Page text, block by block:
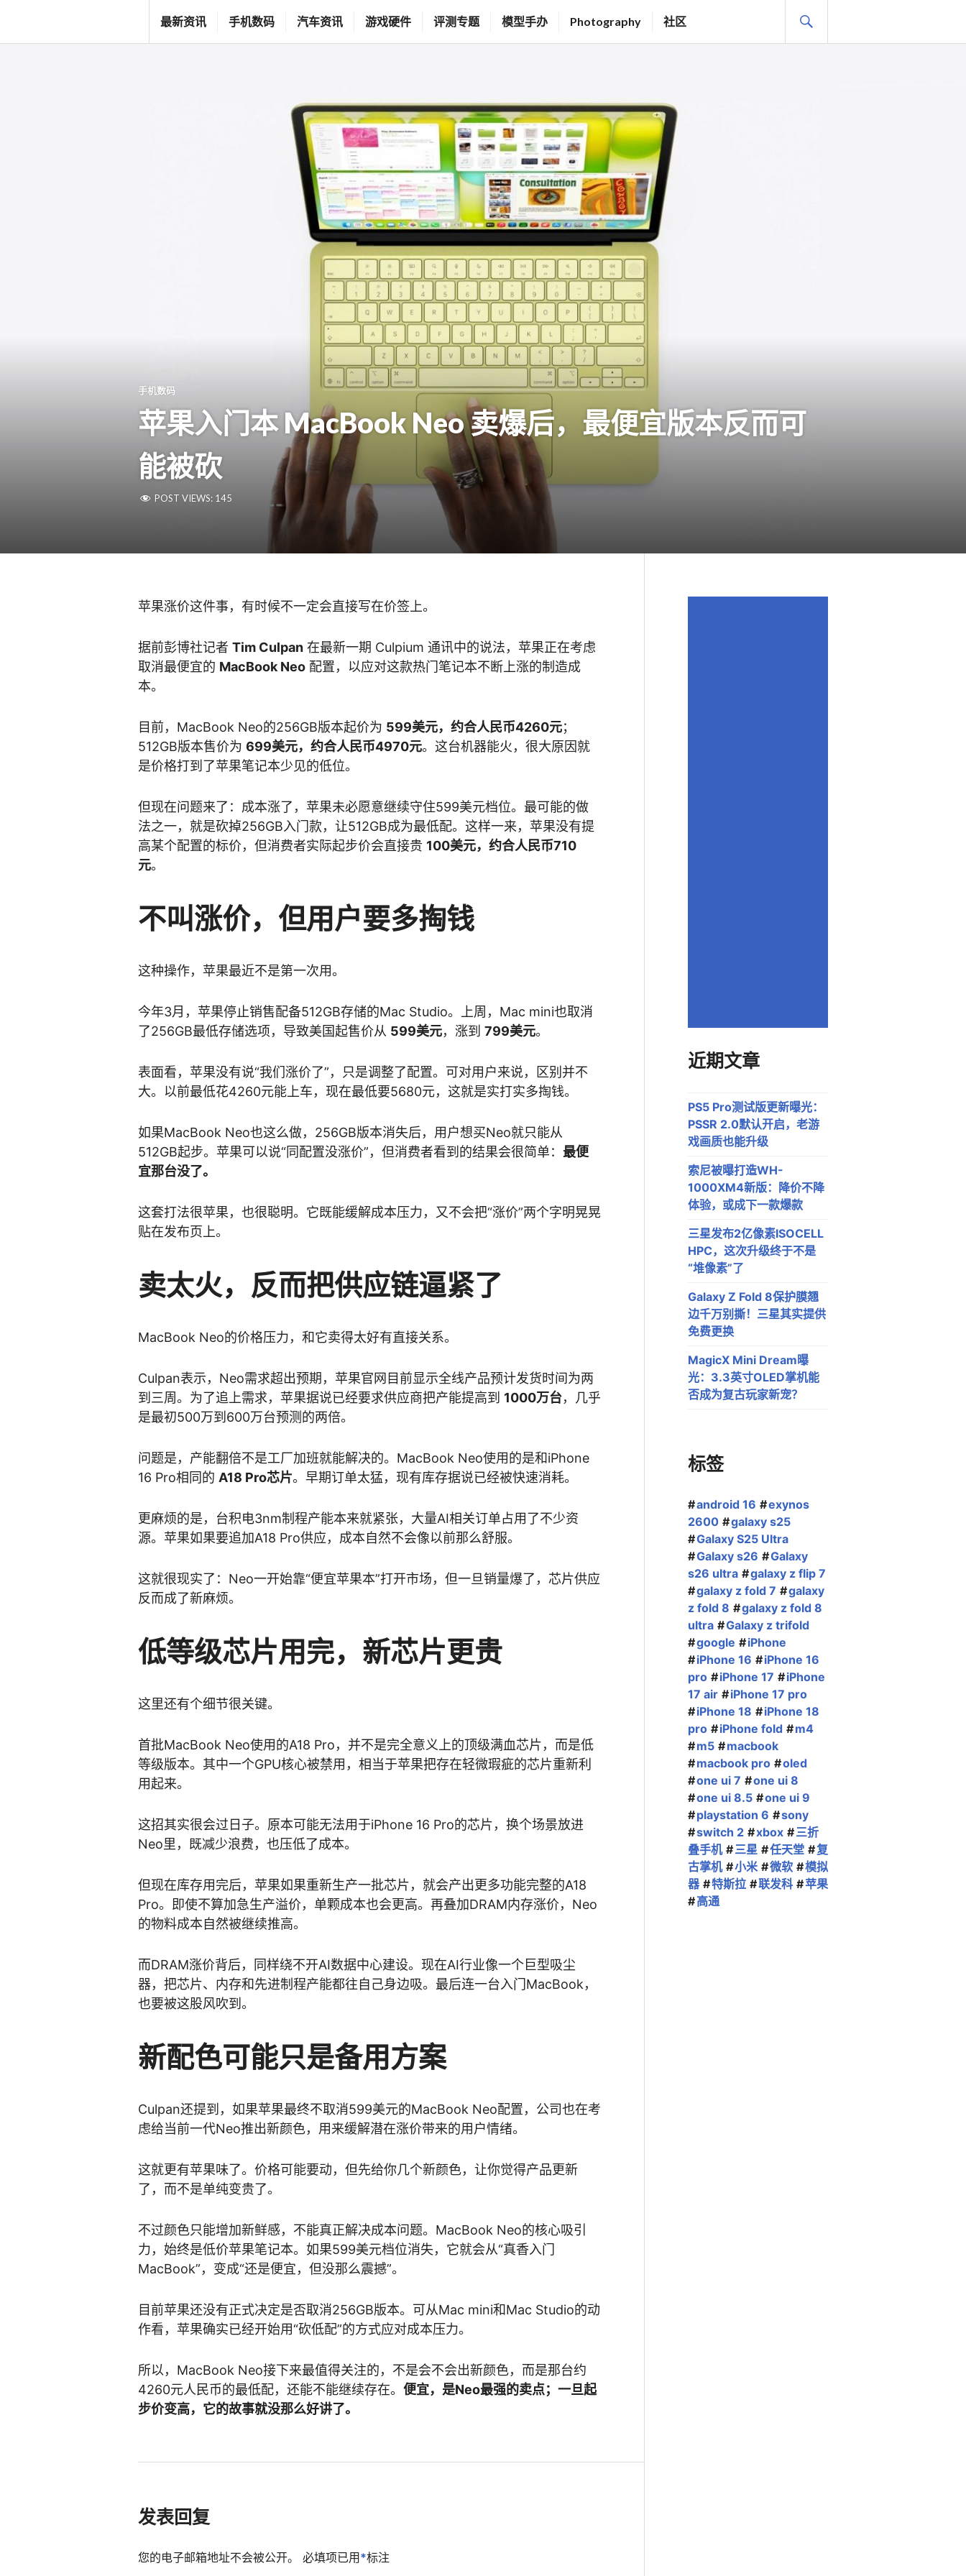
内
G
最新资讯 手机数码 汽车资讯 游戏硬件 评测专题 模型手办 Photography 社区
手机数码
苹果入门本 MacBook Neo 卖爆后，最便宜版本反而可
能被砍
POST VIEWS: 145
苹果涨价这件事，有时候不一定会直接写在价签上。
据前彭博社记者 Tim Culpan 在最新一期 Culpium 通讯中的说法，苹果正在考虑
取消最便宜的 MacBook Neo 配置，以应对这款热门笔记本不断上涨的制造成
本。
目前，MacBook Neo的256GB版本起价为 599美元，约合人民币4260元；
512GB版本售价为 699美元，约合人民币4970元。这台机器能火，很大原因就
是价格打到了苹果笔记本少见的低位。
但现在问题来了：成本涨了，苹果未必愿意继续守住599美元档位。最可能的做
法之一，就是砍掉256GB入门款，让512GB成为最低配。这样一来，苹果没有提
高某个配置的标价，但消费者实际起步价会直接贵 100美元，约合人民币710
元。
不叫涨价，但用户要多掏钱
这种操作，苹果最近不是第一次用。
今年3月，苹果停止销售配备512GB存储的Mac Studio。上周，Mac mini也取消
了256GB最低存储选项，导致美国起售价从 599美元，涨到 799美元。
表面看，苹果没有说“我们涨价了”，只是调整了配置。可对用户来说，区别并不
大。以前最低花4260元能上车，现在最低要5680元，这就是实打实多掏钱。
如果MacBook Neo也这么做，256GB版本消失后，用户想买Neo就只能从
512GB起步。苹果可以说“同配置没涨价”，但消费者看到的结果会很简单： 最便
宜那台没了。
这套打法很苹果，也很聪明。它既能缓解成本压力，又不会把“涨价”两个字明晃晃
贴在发布页上。
卖太火，反而把供应链逼紧了
MacBook Neo的价格压力，和它卖得太好有直接关系。
Culpan表示，Neo需求超出预期，苹果官网目前显示全线产品预计发货时间为两
到三周。为了追上需求，苹果据说已经要求供应商把产能提高到 1000万台，几乎
是最初500万到600万台预测的两倍。
问题是，产能翻倍不是工厂加班就能解决的。MacBook Neo使用的是和iPhone
16 Pro相同的 A18 Pro芯片。早期订单太猛，现有库存据说已经被快速消耗。
更麻烦的是，台积电3nm制程产能本来就紧张，大量AI相关订单占用了不少资
源。苹果如果要追加A18 Pro供应，成本自然不会像以前那么舒服。
这就很现实了：Neo一开始靠“便宜苹果本”打开市场，但一旦销量爆了，芯片供应
反而成了新麻烦。
低等级芯片用完，新芯片更贵
这里还有个细节很关键。
首批MacBook Neo使用的A18 Pro，并不是完全意义上的顶级满血芯片，而是低
等级版本。其中一个GPU核心被禁用，相当于苹果把存在轻微瑕疵的芯片重新利
用起来。
这招其实很会过日子。原本可能无法用于iPhone 16 Pro的芯片，换个场景放进
Neo里，既减少浪费，也压低了成本。
但现在库存用完后，苹果如果重新生产一批芯片，就会产出更多功能完整的A18
Pro。即使不算加急生产溢价，单颗成本也会更高。再叠加DRAM内存涨价，Neo
的物料成本自然被继续推高。
而DRAM涨价背后，同样绕不开AI数据中心建设。现在AI行业像一个巨型吸尘
器，把芯片、内存和先进制程产能都往自己身边吸。最后连一台入门MacBook，
也要被这股风吹到。
新配色可能只是备用方案
Culpan还提到，如果苹果最终不取消599美元的MacBook Neo配置，公司也在考
虑给当前一代Neo推出新颜色，用来缓解潜在涨价带来的用户情绪。
这就更有苹果味了。价格可能要动，但先给你几个新颜色，让你觉得产品更新
了，而不是单纯变贵了。
不过颜色只能增加新鲜感，不能真正解决成本问题。MacBook Neo的核心吸引
力，始终是低价苹果笔记本。如果599美元档位消失，它就会从“真香入门
MacBook”，变成“还是便宜，但没那么震撼”。
目前苹果还没有正式决定是否取消256GB版本。可从Mac mini和Mac Studio的动
作看，苹果确实已经开始用“砍低配”的方式应对成本压力。
所以，MacBook Neo接下来最值得关注的，不是会不会出新颜色，而是那台约
4260元人民币的最低配，还能不能继续存在。 便宜，是Neo最强的卖点；一旦起
步价变高，它的故事就没那么好讲了。
发表回复
您的电子邮箱地址不会被公开。 必填项已用*标注
近期文章
PS5 Pro测试版更新曝光：
PSSR 2.0默认开启，老游
戏画质也能升级
索尼被曝打造WH-
1000XM4新版：降价不降
体验，或成下一款爆款
三星发布2亿像素ISOCELL
HPC，这次升级终于不是
“堆像素”了
Galaxy Z Fold 8保护膜翘
边千万别撕！三星其实提供
免费更换
MagicX Mini Dream曝
光：3.3英寸OLED掌机能
否成为复古玩家新宠？
标签
android 16
exynos
2600
galaxy s25
Galaxy S25 Ultra
Galaxy s26
Galaxy
s26 ultra
galaxy z flip 7
galaxy z fold 7
galaxy
z fold 8
galaxy z fold 8
ultra
Galaxy z trifold
google
iPhone
iPhone 16
iPhone 16
pro
iPhone 17
iPhone
17 air
iPhone 17 pro
iPhone 18
iPhone 18
pro
iPhone fold
m4
m5
macbook
macbook pro
oled
one ui 7
one ui 8
one ui 8.5
one ui 9
playstation 6
sony
switch 2
xbox
三折
叠手机
三星 任天堂
复
古掌机
小米 微软
模拟
器
特斯拉 联发科
苹果
高通